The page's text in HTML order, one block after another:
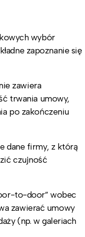
wybór
zapoznanie się
zawiera
trwania umowy,
po zakończeniu
dane firmy, z którą
czujność
to-door” wobec
zawierać umowy
(np. w galeriach